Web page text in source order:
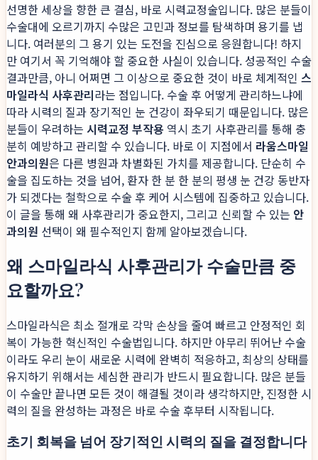
선명한 세상을 향한 큰 결심, 바로 시력교정술입니다. 많은 분들이
수술대에 오르기까지 수많은 고민과 정보를 탐색하며 용기를 냅
니다. 여러분의 그 용기 있는 도전을 진심으로 응원합니다! 하지
만 여기서 꼭 기억해야 할 중요한 사실이 있습니다. 성공적인 수술
결과만큼, 아니 어쩌면 그 이상으로 중요한 것이 바로 체계적인 스
마일라식 사후관리라는 점입니다. 수술 후 어떻게 관리하느냐에
따라 시력의 질과 장기적인 눈 건강이 좌우되기 때문입니다. 많은
분들이 우려하는 시력교정 부작용 역시 초기 사후관리를 통해 충
분히 예방하고 관리할 수 있습니다. 바로 이 지점에서 라움스마일
안과의원은 다른 병원과 차별화된 가치를 제공합니다. 단순히 수
술을 집도하는 것을 넘어, 환자 한 분 한 분의 평생 눈 건강 동반자
가 되겠다는 철학으로 수술 후 케어 시스템에 집중하고 있습니다.
이 글을 통해 왜 사후관리가 중요한지, 그리고 신뢰할 수 있는 안
과의원 선택이 왜 필수적인지 함께 알아보겠습니다.
왜 스마일라식 사후관리가 수술만큼 중
요할까요?
스마일라식은 최소 절개로 각막 손상을 줄여 빠르고 안정적인 회
복이 가능한 혁신적인 수술법입니다. 하지만 아무리 뛰어난 수술
이라도 우리 눈이 새로운 시력에 완벽히 적응하고, 최상의 상태를
유지하기 위해서는 세심한 관리가 반드시 필요합니다. 많은 분들
이 수술만 끝나면 모든 것이 해결될 것이라 생각하지만, 진정한 시
력의 질을 완성하는 과정은 바로 수술 후부터 시작됩니다.
초기 회복을 넘어 장기적인 시력의 질을 결정합니다